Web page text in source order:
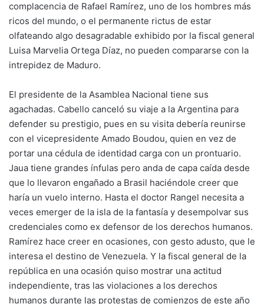
complacencia de Rafael Ramírez, uno de los hombres más
ricos del mundo, o el permanente rictus de estar
olfateando algo desagradable exhibido por la fiscal general
Luisa Marvelia Ortega Díaz, no pueden compararse con la
intrepidez de Maduro.
El presidente de la Asamblea Nacional tiene sus
agachadas. Cabello canceló su viaje a la Argentina para
defender su prestigio, pues en su visita debería reunirse
con el vicepresidente Amado Boudou, quien en vez de
portar una cédula de identidad carga con un prontuario.
Jaua tiene grandes ínfulas pero anda de capa caída desde
que lo llevaron engañado a Brasil haciéndole creer que
haría un vuelo interno. Hasta el doctor Rangel necesita a
veces emerger de la isla de la fantasía y desempolvar sus
credenciales como ex defensor de los derechos humanos.
Ramírez hace creer en ocasiones, con gesto adusto, que le
interesa el destino de Venezuela. Y la fiscal general de la
república en una ocasión quiso mostrar una actitud
independiente, tras las violaciones a los derechos
humanos durante las protestas de comienzos de este año